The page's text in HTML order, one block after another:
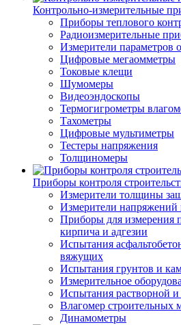
Контрольно-измерительные
Приборы теплового
Радиоизмерительные
Измерители
Цифровые мегаомметры
Токовые клещи
Шумомеры
Видеоэндоскопы
Термогигрометры
Тахометры
Цифровые мультиметры
Тестеры напряжения
Толщиномеры
Приборы контроля
Измерители толщины
Измерители напряжений
Приборы для измерения
кирпича и адгезии
Испытания
вяжущих
Испытания грунтов и
Измерительное
Испытания растворной и
Влагомер строительных
Динамометры